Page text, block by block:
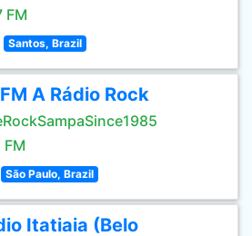
FM
Santos, Brazil
A Rádio Rock
FM
São Paulo, Brazil
Itatiaia (Belo